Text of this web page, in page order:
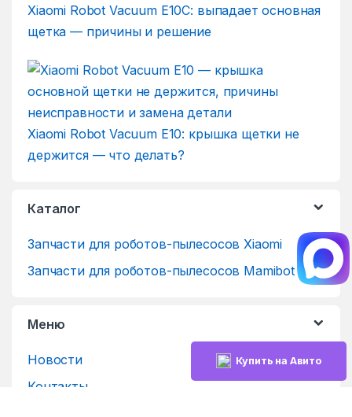
Купить на Авито
Xiaomi Robot Vacuum E10C: выпадает основная
щетка — причины и решение
Xiaomi Robot Vacuum E10: крышка щетки не
держится — что делать?
Каталог
Запчасти для роботов-пылесосов Xiaomi
Запчасти для роботов-пылесосов Mamibot
Меню
Новости
Контакты